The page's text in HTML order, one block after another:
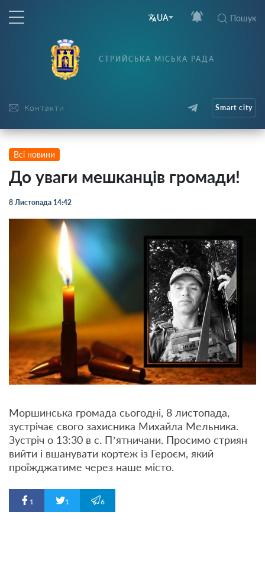
UA Пошук
Контакти
СТРИЙСЬКА МІСЬКА РАДА
Smart city
1 1 6
Всі новини
До уваги мешканців громади!
8 Листопада 14:42
Моршинська громада сьогодні, 8 листопада,
зустрічає свого захисника Михайла Мельника.
Зустріч о 13:30 в c. П’ятничани. Просимо стриян
вийти і вшанувати кортеж із Героєм, який
проїжджатиме через наше місто.